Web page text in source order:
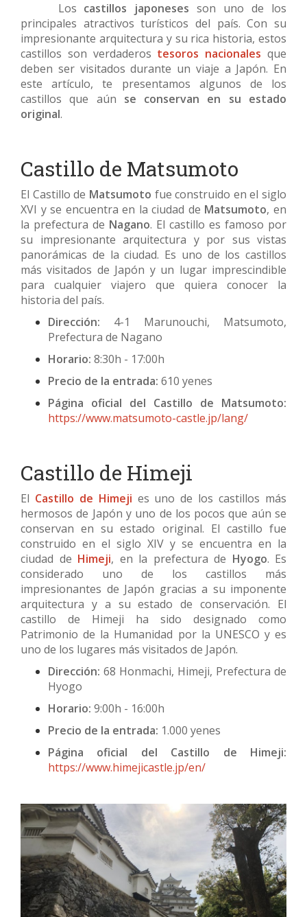
Los castillos japoneses son uno de los
principales atractivos turísticos del país. Con su
impresionante arquitectura y su rica historia, estos
castillos son verdaderos tesoros nacionales que
deben ser visitados durante un viaje a Japón. En
este artículo, te presentamos algunos de los
castillos que aún se conservan en su estado
original.
Castillo de Matsumoto
El Castillo de Matsumoto fue construido en el siglo
XVI y se encuentra en la ciudad de Matsumoto, en
la prefectura de Nagano. El castillo es famoso por
su impresionante arquitectura y por sus vistas
panorámicas de la ciudad. Es uno de los castillos
más visitados de Japón y un lugar imprescindible
para cualquier viajero que quiera conocer la
historia del país.
Dirección: 4-1 Marunouchi, Matsumoto,
Prefectura de Nagano
Horario: 8:30h - 17:00h
Precio de la entrada: 610 yenes
Página oficial del Castillo de Matsumoto:
https://www.matsumoto-castle.jp/lang/
Castillo de Himeji
El Castillo de Himeji es uno de los castillos más
hermosos de Japón y uno de los pocos que aún se
conservan en su estado original. El castillo fue
construido en el siglo XIV y se encuentra en la
ciudad de Himeji, en la prefectura de Hyogo. Es
considerado uno de los castillos más
impresionantes de Japón gracias a su imponente
arquitectura y a su estado de conservación. El
castillo de Himeji ha sido designado como
Patrimonio de la Humanidad por la UNESCO y es
uno de los lugares más visitados de Japón.
Dirección: 68 Honmachi, Himeji, Prefectura de
Hyogo
Horario: 9:00h - 16:00h
Precio de la entrada: 1.000 yenes
Página oficial del Castillo de Himeji:
https://www.himejicastle.jp/en/